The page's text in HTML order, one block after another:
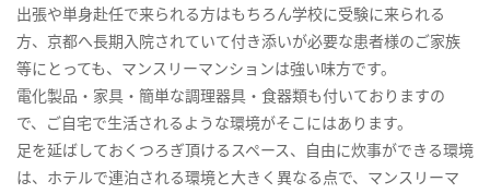
出張や単身赴任で来られる方はもちろん学校に受験に来られる
方、京都へ長期入院されていて付き添いが必要な患者様のご家族
等にとっても、マンスリーマンションは強い味方です。
電化製品・家具・簡単な調理器具・食器類も付いておりますの
で、ご自宅で生活されるような環境がそこにはあります。
足を延ばしておくつろぎ頂けるスペース、自由に炊事ができる環境
は、ホテルで連泊される環境と大きく異なる点で、マンスリーマ